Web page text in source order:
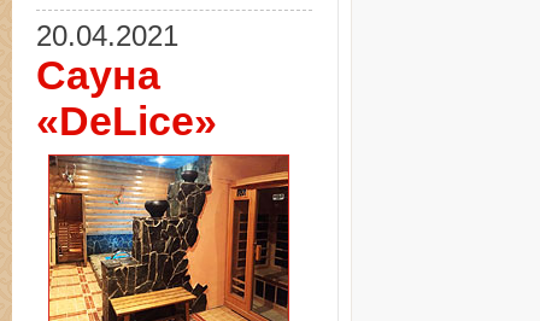
20.04.2021
Сауна
«DeLice»